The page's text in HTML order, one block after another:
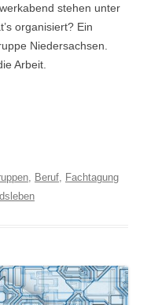
stehen unter
organisiert? Ein
Niedersachsen.
Arbeit.
Beruf
Fachtagung